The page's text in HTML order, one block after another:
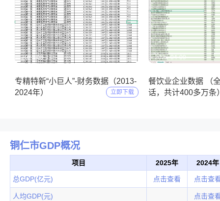
2025-05-11
专精特新“小巨人”-财务数据（2013-
2024年）
立即下载
2025-04-09
餐饮业企业数据 （
话，共计400多万条
铜仁市GDP概况
项目 2025年 2024年
总GDP(亿元) 点击查看 点击查
人均GDP(元) 点击查